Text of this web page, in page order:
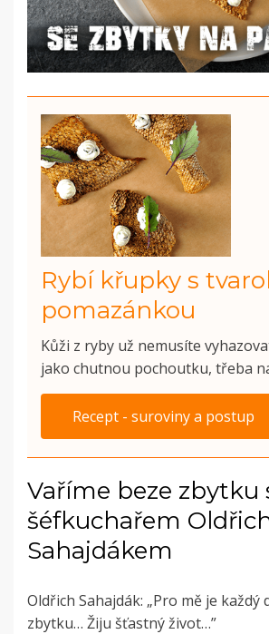
Rybí křupky s
pomazánkou
Kůži z ryby už nemusíte
jako chutnou pochoutku, třeba
Recept - suroviny a postup
Vaříme beze zbytku
šéfkuchařem
Sahajdákem
Oldřich Sahajdák: „Pro mě je každý
zbytku… Žiju šťastný život…”